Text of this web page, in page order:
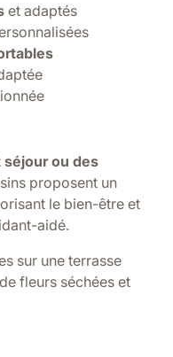
et adaptés
ou des
proposent un
le bien-être et
aidé.